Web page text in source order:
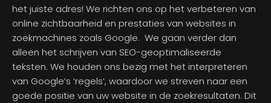
het juiste adres! We richten ons op het verbeteren van
online zichtbaarheid en prestaties van websites in
zoekmachines zoals Google. We gaan verder dan
alleen het schrijven van SEO-geoptimaliseerde
teksten. We houden ons bezig met het interpreteren
van Google’s ‘regels’, waardoor we streven naar een
goede positie van uw website in de zoekresultaten. Dit